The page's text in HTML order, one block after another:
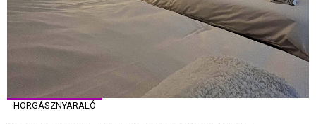
HORGÁSZNYARALÓ